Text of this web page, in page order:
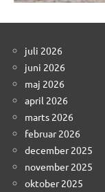
juli 2026
juni 2026
maj 2026
april 2026
marts 2026
februar 2026
december 2025
november 2025
oktober 2025